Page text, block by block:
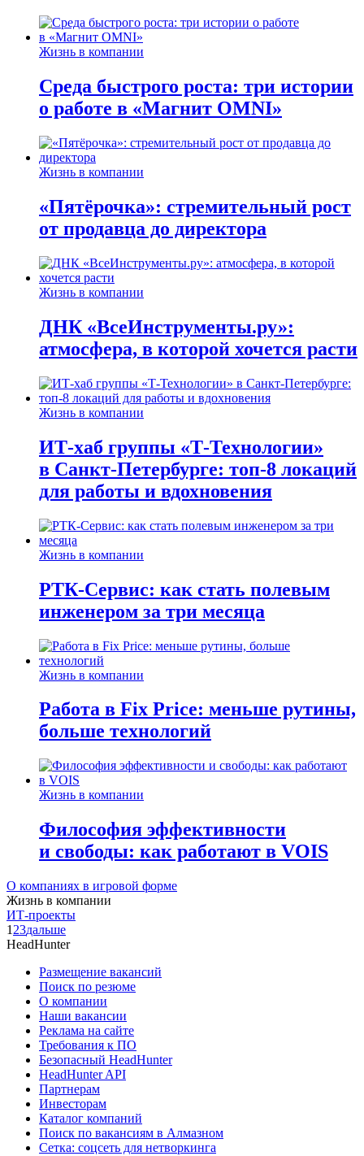
Жизнь в компании
Среда быстрого роста: три истории
о работе в «Магнит OMNI»
Жизнь в компании
«Пятёрочка»: стремительный рост
от продавца до директора
Жизнь в компании
ДНК «ВсеИнструменты.ру»:
атмосфера, в которой хочется расти
Жизнь в компании
ИТ-хаб группы «Т-Технологии»
в Санкт-Петербурге: топ-8 локаций
для работы и вдохновения
Жизнь в компании
РТК-Сервис: как стать полевым
инженером за три месяца
Жизнь в компании
Работа в Fix Price: меньше рутины,
больше технологий
Жизнь в компании
Философия эффективности
и свободы: как работают в VOIS
О компаниях в игровой форме
Жизнь в компании
ИТ-проекты
1 23дальше
HeadHunter
Размещение вакансий
Поиск по резюме
О компании
Наши вакансии
Реклама на сайте
Требования к ПО
Безопасный HeadHunter
HeadHunter API
Партнерам
Инвесторам
Каталог компаний
Поиск по вакансиям в Алмазном
Сетка: соцсеть для нетворкинга